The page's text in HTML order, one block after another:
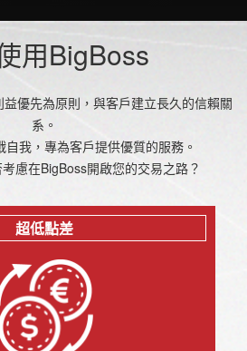
用BigBoss
優先為原則，與客戶建立長久的信賴關
系。
我，專為客戶提供優質的服務。
慮在BigBoss開啟您的交易之路？
超低點差